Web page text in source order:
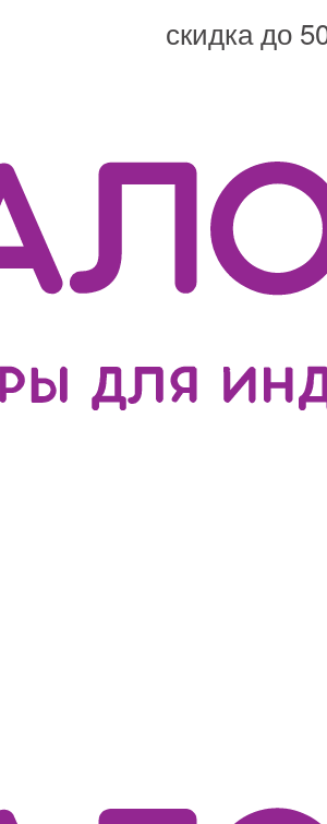
скидка до